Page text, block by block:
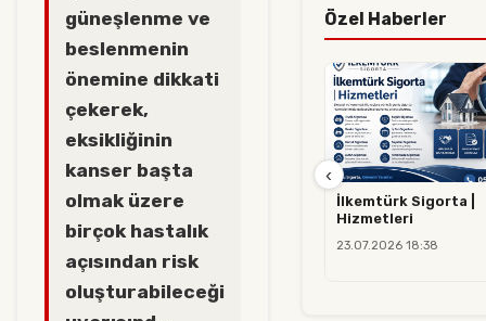
güneşlenme ve
beslenmenin
önemine dikkati
çekerek,
eksikliğinin
kanser başta
olmak üzere
birçok hastalık
açısından risk
oluşturabileceği
Özel Haberler
İlkemtürk Sigorta |
Hizmetleri
23.07.2026 18:38
‹